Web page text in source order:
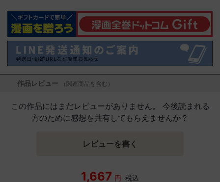
作品レビュー （関連商品を含む）
この作品にはまだレビューがありません。 今後読まれる
方のために感想を共有してもらえませんか？
レビューを書く
1,667 円 税込